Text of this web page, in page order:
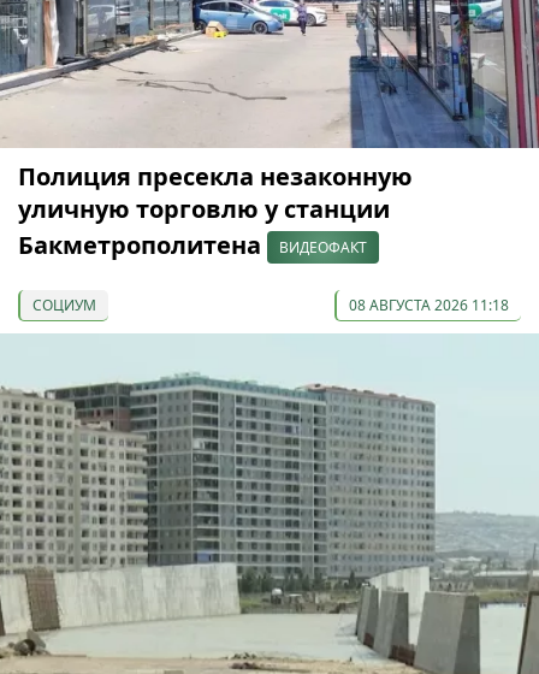
Полиция пресекла незаконную
уличную торговлю у станции
Бакметрополитена
ВИДЕОФАКТ
СОЦИУМ 08 АВГУСТА 2026 11:18